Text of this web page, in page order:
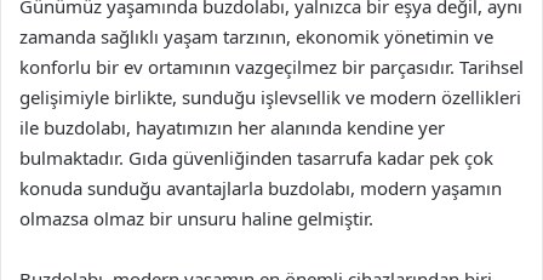
Günümüz yaşamında buzdolabı, yalnızca bir eşya değil, aynı
zamanda sağlıklı yaşam tarzının, ekonomik yönetimin ve
konforlu bir ev ortamının vazgeçilmez bir parçasıdır. Tarihsel
gelişimiyle birlikte, sunduğu işlevsellik ve modern özellikleri
ile buzdolabı, hayatımızın her alanında kendine yer
bulmaktadır. Gıda güvenliğinden tasarrufa kadar pek çok
konuda sunduğu avantajlarla buzdolabı, modern yaşamın
olmazsa olmaz bir unsuru haline gelmiştir.